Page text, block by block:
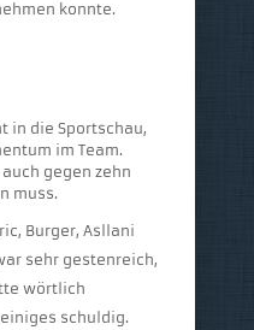
konnte.
in die Sportschau,
im Team.
gegen zehn
muss.
Burger, Asllani
sehr gestenreich,
wörtlich
schuldig.